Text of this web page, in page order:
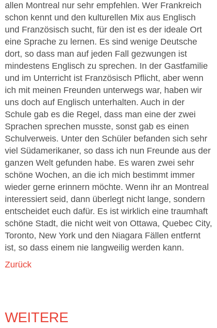
allen Montreal nur sehr empfehlen. Wer Frankreich
schon kennt und den kulturellen Mix aus Englisch
und Französisch sucht, für den ist es der ideale Ort
eine Sprache zu lernen. Es sind wenige Deutsche
dort, so dass man auf jeden Fall gezwungen ist
mindestens Englisch zu sprechen. In der Gastfamilie
und im Unterricht ist Französisch Pflicht, aber wenn
ich mit meinen Freunden unterwegs war, haben wir
uns doch auf Englisch unterhalten. Auch in der
Schule gab es die Regel, dass man eine der zwei
Sprachen sprechen musste, sonst gab es einen
Schulverweis. Unter den Schüler befanden sich sehr
viel Südamerikaner, so dass ich nun Freunde aus der
ganzen Welt gefunden habe. Es waren zwei sehr
schöne Wochen, an die ich mich bestimmt immer
wieder gerne erinnern möchte. Wenn ihr an Montreal
interessiert seid, dann überlegt nicht lange, sondern
entscheidet euch dafür. Es ist wirklich eine traumhaft
schöne Stadt, die nicht weit von Ottawa, Quebec City,
Toronto, New York und den Niagara Fällen entfernt
ist, so dass einem nie langweilig werden kann.
Zurück
WEITERE